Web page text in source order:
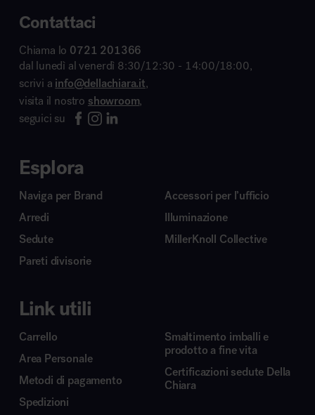
Contattaci
Chiama lo 0721 201366
dal lunedì al venerdì 8:30/12:30 - 14:00/18:00,
scrivi a info@dellachiara.it,
visita il nostro showroom,
seguici su
Esplora
Naviga per Brand
Arredi
Sedute
Pareti divisorie
Accessori per l’ufficio
Illuminazione
MillerKnoll Collective
Link utili
Carrello
Area Personale
Metodi di pagamento
Spedizioni
Smaltimento imballi e
prodotto a fine vita
Certificazioni sedute Della
Chiara